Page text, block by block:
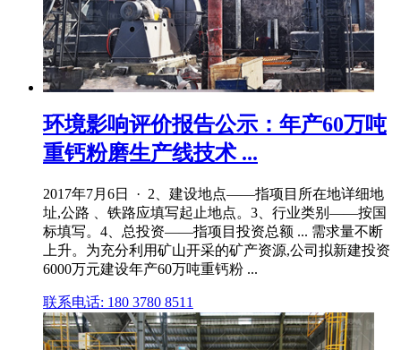
环境影响评价报告公示：年产60万吨
重钙粉磨生产线技术 ...
2017年7月6日 · 2、建设地点——指项目所在地详细地
址,公路 、铁路应填写起止地点。3、行业类别——按国
标填写。4、总投资——指项目投资总额 ... 需求量不断
上升。为充分利用矿山开采的矿产资源,公司拟新建投资
6000万元建设年产60万吨重钙粉 ...
联系电话: 180 3780 8511